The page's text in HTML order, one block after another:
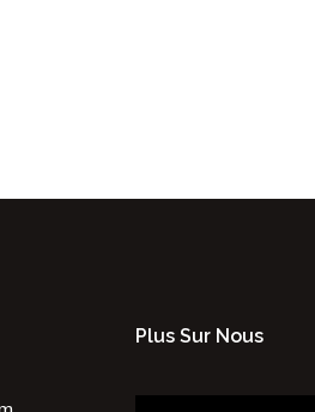
Plus Sur Nous